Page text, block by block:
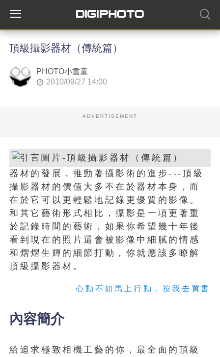
頂級攝影器材（傳統篇）
PHOTO小書童
2010/09/27 14:00
ADVERTISEMENT
器材的發展，推動著攝影術的進步---頂級
攝影器材的價值大多不在於器材本身，而
在於它可以更輕鬆地記錄更優質的影像。
和其它藝術形式相比，攝影是一項更著重
於記錄時間的藝術，如果你希望幾十年後
看到現在的照片還會被影像中細膩的情感
和熠熠生輝的細節打動，你就應該多瞭解
頂級攝影器材。
心動不如馬上行動，按我去買書
內容簡介
給追求極致相機工藝的你，最全面的頂級